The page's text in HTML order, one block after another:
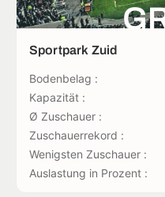
Sportpark Zuid
Bodenbelag :
Kapazität :
Ø Zuschauer :
Zuschauerrekord :
Wenigsten Zuschauer :
Auslastung in Prozent :